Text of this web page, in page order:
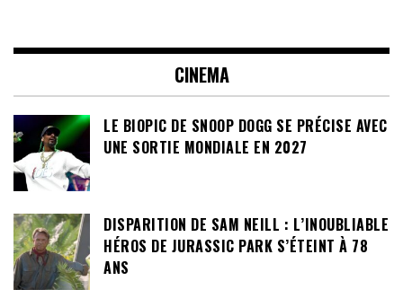
CINEMA
LE BIOPIC DE SNOOP DOGG SE PRÉCISE AVEC
UNE SORTIE MONDIALE EN 2027
DISPARITION DE SAM NEILL : L’INOUBLIABLE
HÉROS DE JURASSIC PARK S’ÉTEINT À 78
ANS